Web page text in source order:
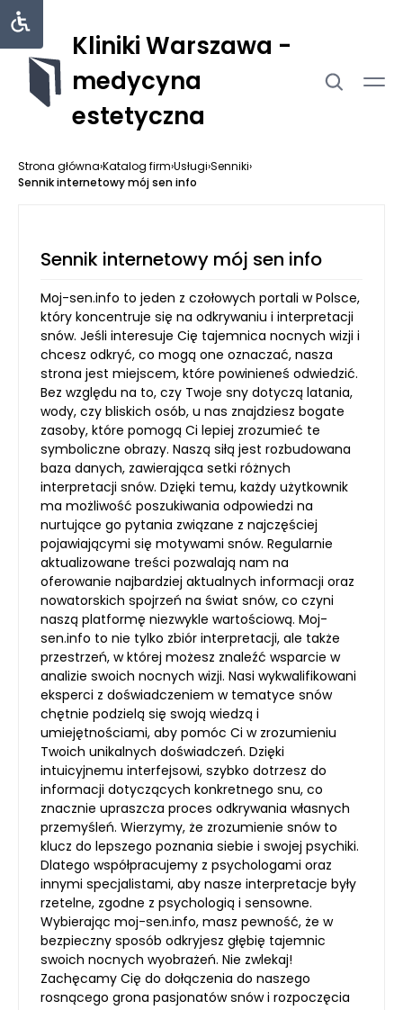
Kliniki Warszawa -
medycyna
estetyczna
Strona główna›Katalog firm›Usługi›Senniki›
Sennik internetowy mój sen info
Sennik internetowy mój sen info
Moj-sen.info to jeden z czołowych portali w Polsce,
który koncentruje się na odkrywaniu i interpretacji
snów. Jeśli interesuje Cię tajemnica nocnych wizji i
chcesz odkryć, co mogą one oznaczać, nasza
strona jest miejscem, które powinieneś odwiedzić.
Bez względu na to, czy Twoje sny dotyczą latania,
wody, czy bliskich osób, u nas znajdziesz bogate
zasoby, które pomogą Ci lepiej zrozumieć te
symboliczne obrazy. Naszą siłą jest rozbudowana
baza danych, zawierająca setki różnych
interpretacji snów. Dzięki temu, każdy użytkownik
ma możliwość poszukiwania odpowiedzi na
nurtujące go pytania związane z najczęściej
pojawiającymi się motywami snów. Regularnie
aktualizowane treści pozwalają nam na
oferowanie najbardziej aktualnych informacji oraz
nowatorskich spojrzeń na świat snów, co czyni
naszą platformę niezwykle wartościową. Moj-
sen.info to nie tylko zbiór interpretacji, ale także
przestrzeń, w której możesz znaleźć wsparcie w
analizie swoich nocnych wizji. Nasi wykwalifikowani
eksperci z doświadczeniem w tematyce snów
chętnie podzielą się swoją wiedzą i
umiejętnościami, aby pomóc Ci w zrozumieniu
Twoich unikalnych doświadczeń. Dzięki
intuicyjnemu interfejsowi, szybko dotrzesz do
informacji dotyczących konkretnego snu, co
znacznie upraszcza proces odkrywania własnych
przemyśleń. Wierzymy, że zrozumienie snów to
klucz do lepszego poznania siebie i swojej psychiki.
Dlatego współpracujemy z psychologami oraz
innymi specjalistami, aby nasze interpretacje były
rzetelne, zgodne z psychologią i sensowne.
Wybierając moj-sen.info, masz pewność, że w
bezpieczny sposób odkryjesz głębię tajemnic
swoich nocnych wyobrażeń. Nie zwlekaj!
Zachęcamy Cię do dołączenia do naszego
rosnącego grona pasjonatów snów i rozpoczęcia